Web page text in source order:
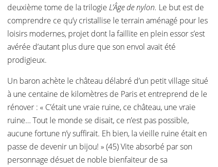
deuxième tome de la trilogie L’Âge de nylon. Le but est de
comprendre ce qu’y cristallise le terrain aménagé pour les
loisirs modernes, projet dont la faillite en plein essor s’est
avérée d’autant plus dure que son envol avait été
prodigieux.
Un baron achète le château délabré d’un petit village situé
à une centaine de kilomètres de Paris et entreprend de le
rénover : « C’était une vraie ruine, ce château, une vraie
ruine… Tout le monde se disait, ce n’est pas possible,
aucune fortune n’y suffirait. Eh bien, la vieille ruine était en
passe de devenir un bijou! » (45) Vite absorbé par son
personnage désuet de noble bienfaiteur de sa